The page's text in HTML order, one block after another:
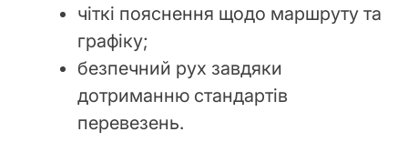
чіткі пояснення щодо маршруту та
графіку;
безпечний рух завдяки
дотриманню стандартів
перевезень.